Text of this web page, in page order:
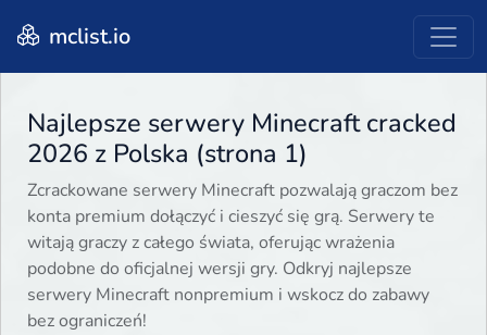
mclist.io
Najlepsze serwery Minecraft cracked
2026 z Polska (strona 1)
Zcrackowane serwery Minecraft pozwalają graczom bez
konta premium dołączyć i cieszyć się grą. Serwery te
witają graczy z całego świata, oferując wrażenia
podobne do oficjalnej wersji gry. Odkryj najlepsze
serwery Minecraft nonpremium i wskocz do zabawy
bez ograniczeń!